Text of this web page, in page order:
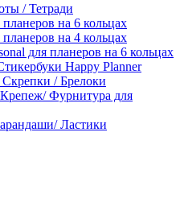
/ Тетради
на 6 кольцах
на 4 кольцах
для планеров на 6 кольцах
Happy Planner
/ Брелоки
Фурнитура для
Ластики